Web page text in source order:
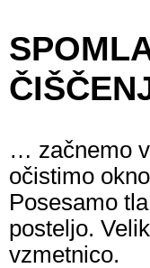
… začnemo
očistimo
Posesamo
posteljo.
vzmetnico.